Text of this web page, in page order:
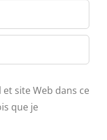
site Web dans ce
que je